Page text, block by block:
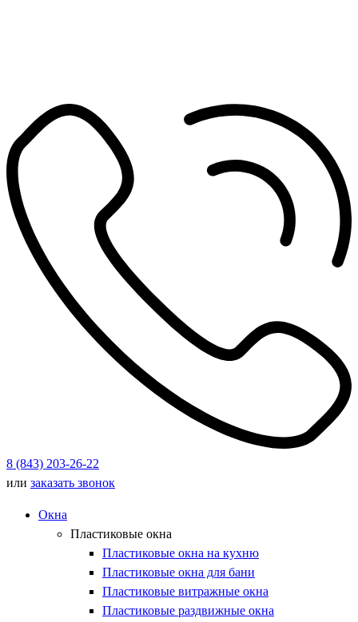
8 (843) 203-26-22
или заказать звонок
Окна
Пластиковые окна
Пластиковые окна на кухню
Пластиковые окна для бани
Пластиковые витражные окна
Пластиковые раздвижные окна